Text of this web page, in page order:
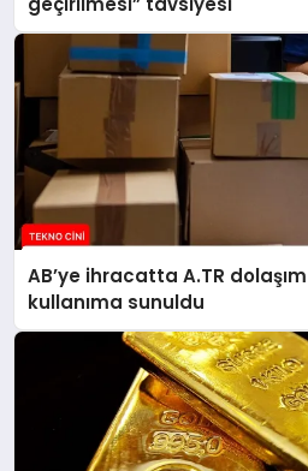
AB’ye ihracatta A.TR
kullanıma sunuldu